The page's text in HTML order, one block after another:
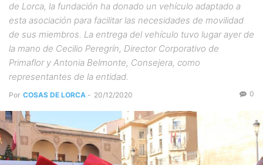
de Lorca, la fundación ha donado un vehículo adaptado a
esta asociación para facilitar las necesidades de movilidad
de sus miembros. La entrega del vehículo tuvo lugar ayer de
la mano de Cecilio Peregrín, Director Corporativo de
Primaflor y Antonia Belmonte, Consejera, como
representantes de la entidad.
Por COSAS DE LORCA - 20/12/2020 0